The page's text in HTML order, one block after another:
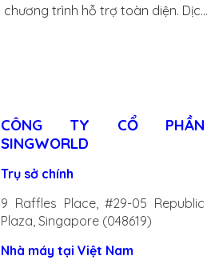
chương trình hỗ trợ toàn diện. Dịch
Advantage giúp các đối tác đạt
được sự xuất sắc trong vận hành
đồng thời tận dụng những đổi mới
hàng đầu trong ngành về công
CÔNG TY CỔ PHẦN
SINGWORLD
Trụ sở chính
9 Raffles Place, #29-05 Republic
Plaza, Singapore (048619)
Nhà máy tại Việt Nam